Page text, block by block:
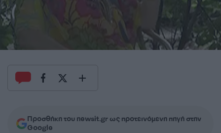
Προσθήκη του newsit.gr ως προτεινόμενη πηγή στην
Google